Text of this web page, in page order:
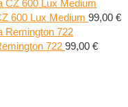
600 Lux Medium 99,00 €
722 99,00 €